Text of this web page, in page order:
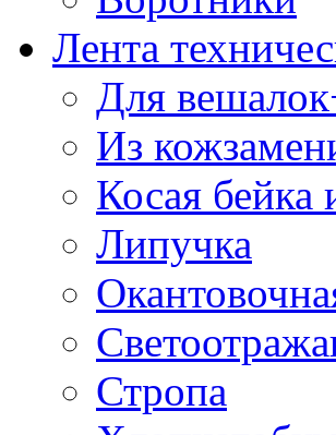
Лента
Для
Из
Косая бейка
Липучка
Стропа